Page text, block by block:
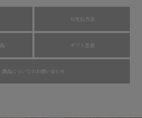
お支払方法
ギフト包装
商品についてのお問い合わせ